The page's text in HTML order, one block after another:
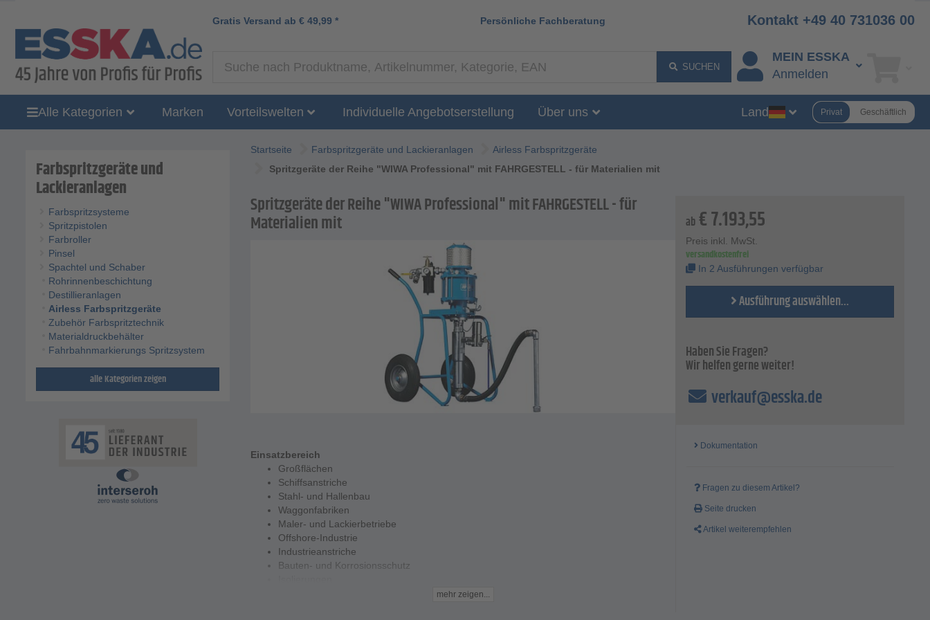
Gratis Versand ab € 49,99 * Persönliche Fachberatung Kontakt +49 40 731036 00
SUCHEN
MEIN ESSKA
Anmelden
Alle Kategorien Marken Vorteilswelten Individuelle Angebotserstellung Über uns Land Privat Geschäftlich
Farbspritzgeräte und
Lackieranlagen
Farbspritzsysteme
Spritzpistolen
Farbroller
Pinsel
Spachtel und Schaber
Rohrinnenbeschichtung
Destillieranlagen
Airless Farbspritzgeräte
Zubehör Farbspritztechnik
Materialdruckbehälter
Fahrbahnmarkierungs Spritzsystem
alle Kategorien zeigen
Startseite Farbspritzgeräte und Lackieranlagen
Airless Farbspritzgeräte
Spritzgeräte der Reihe "WIWA Professional" mit FAHRGESTELL - für Materialien mit
Spritzgeräte der Reihe "WIWA Professional" mit FAHRGESTELL - für
Materialien mit
Einsatzbereich
Großflächen
Schiffsanstriche
Stahl- und Hallenbau
Waggonfabriken
Maler- und Lackierbetriebe
Offshore-Industrie
Industrieanstriche
Bauten- und Korrosionsschutz
mehr zeigen...
ab €7.193,55
Preis inkl. MwSt.
versandkostenfrei
In 2 Ausführungen verfügbar
Ausführung auswählen...
Haben Sie Fragen?
Wir helfen gerne weiter!
verkauf@esska.de
Dokumentation
Fragen zu diesem Artikel?
Seite drucken
Artikel weiterempfehlen